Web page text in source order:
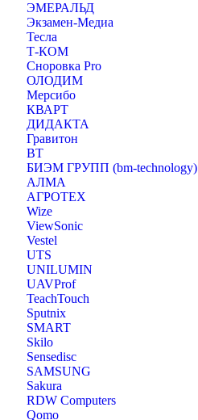
ЭМЕРАЛЬД
Экзамен-Медиа
Тесла
Т-КОМ
Сноровка Pro
ОЛОДИМ
Мерсибо
КВАРТ
ДИДАКТА
Гравитон
ВТ
БИЭМ ГРУПП (bm-technology)
АЛМА
АГРОТЕХ
Wize
ViewSonic
Vestel
UTS
UNILUMIN
UAVProf
TeachTouch
Sputnix
SMART
Skilo
Sensedisc
SAMSUNG
Sakura
RDW Computers
Qomo